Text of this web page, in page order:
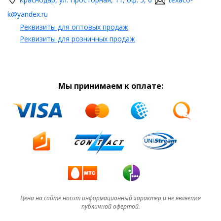
k@yandex.ru
Реквизиты для оптовых продаж
Реквизиты для розничных продаж
Мы принимаем к оплате:
Цена на сайте носит информационный характер и не является
публичной офертой.